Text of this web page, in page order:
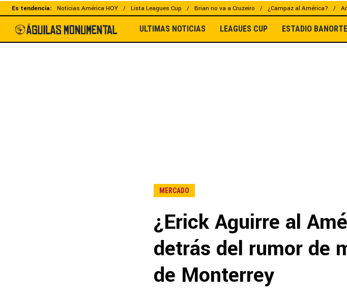
Es tendencia: Noticias América HOY Lista Leagues Cup Brian no va a Cruzeiro ¿Campaz al América?
ULTIMAS NOTICIAS LEAGUES CUP ESTADIO BANORTE
MERCADO
¿Erick Aguirre al
detrás del rumor de
de Monterrey